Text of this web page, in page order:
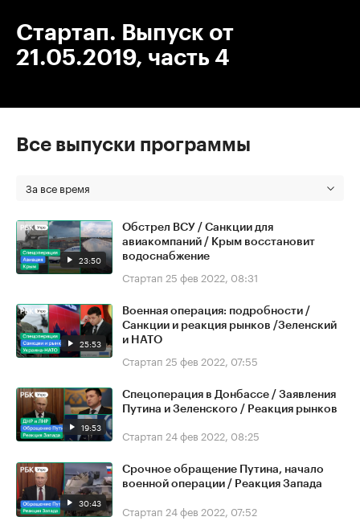
Стартап. Выпуск от
21.05.2019, часть 4
Все выпуски программы
За все время
23:50
Обстрел ВСУ / Санкции для
авиакомпаний / Крым восстановит
водоснабжение
Стартап 25 фев 2022, 08:31
25:53
Военная операция: подробности /
Санкции и реакция рынков /Зеленский
и НАТО
Стартап 25 фев 2022, 07:55
19:53
Спецоперация в Донбассе / Заявления
Путина и Зеленского / Реакция рынков
Стартап 24 фев 2022, 08:25
30:43
Срочное обращение Путина, начало
военной операции / Реакция Запада
Стартап 24 фев 2022, 07:52